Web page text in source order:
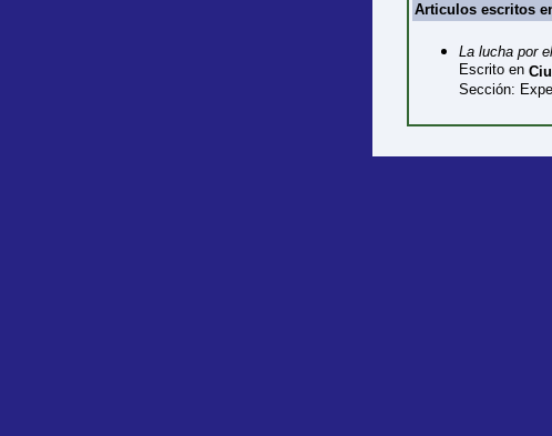
Articulos escritos
La lucha por
Escrito en
Sección: